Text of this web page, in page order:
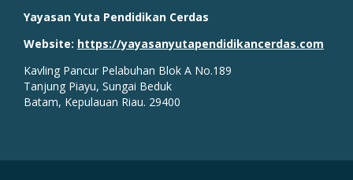
Yayasan Yuta Pendidikan Cerdas
Website: https://yayasanyutapendidikancerdas.com
Kavling Pancur Pelabuhan Blok A No.189
Tanjung Piayu, Sungai Beduk
Batam, Kepulauan Riau. 29400